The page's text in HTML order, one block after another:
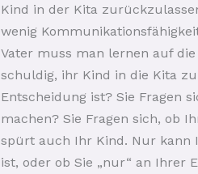
Kind in der Kita
wenig
Vater muss man lernen auf
schuldig, ihr Kind in die Kita
Entscheidung ist? Sie Fragen
machen? Sie Fragen sich, ob
spürt auch Ihr Kind. Nur kann
ist, oder ob Sie „nur“ an Ihrer